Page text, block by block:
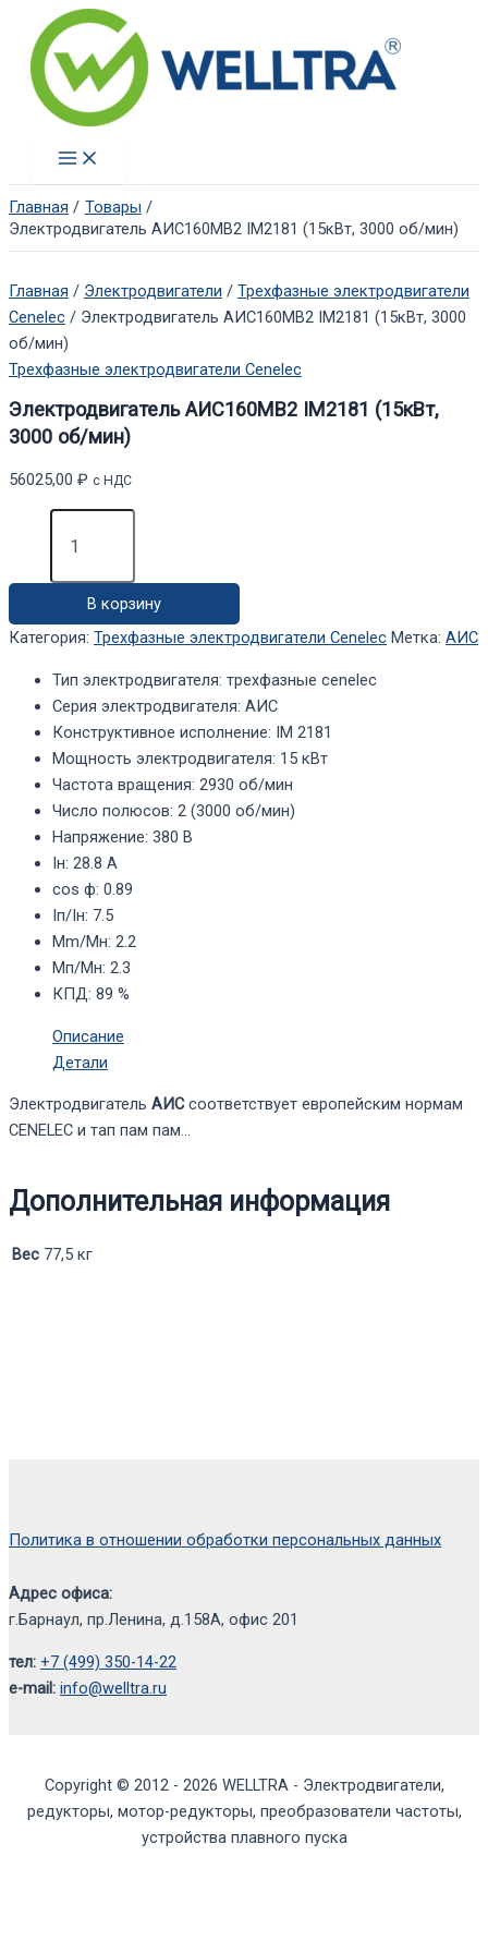
Перейти
содержимому
Main
Menu
Главная
Товары
Электродвигатель АИС160МВ2 IM2181 (15кВт, 3000 об/мин)
Главная / Электродвигатели / Трехфазные электродвигатели
Cenelec / Электродвигатель АИС160МВ2 IM2181 (15кВт, 3000
об/мин)
Трехфазные электродвигатели Cenelec
Электродвигатель АИС160МВ2 IM2181 (15кВт,
3000 об/мин)
56025,00 ₽ с НДС
Количество
АИС160МВ2
(15кВт,
В корзину
Категория: Трехфазные электродвигатели Cenelec Метка: АИС
Тип электродвигателя: трехфазные cenelec
Серия электродвигателя: АИС
Конструктивное исполнение: IM 2181
Мощность электродвигателя: 15 кВт
Частота вращения: 2930 об/мин
Число полюсов: 2 (3000 об/мин)
Напряжение: 380 В
Iн: 28.8 А
cos ф: 0.89
Iп/Iн: 7.5
Mm/Mн: 2.2
Mп/Mн: 2.3
КПД: 89 %
Описание
Детали
Электродвигатель АИСсоответствует европейским нормам
CENELEC и тап пам пам…
Дополнительная информация
Вес 77,5 кг
Политика в отношении обработки персональных данных
Адрес офиса:
г.Барнаул, пр.Ленина, д.158А, офис 201
тел: +7 (499) 350-14-22
e-mail: info@welltra.ru
Copyright © 2012 - 2026 WELLTRA - Электродвигатели,
редукторы, мотор-редукторы, преобразователи частоты,
устройства плавного пуска